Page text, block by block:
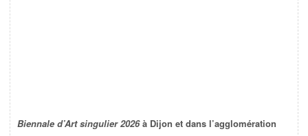
Biennale d’Art singulier 2026à Dijon et dans l’agglomération